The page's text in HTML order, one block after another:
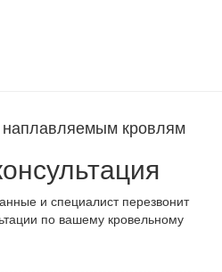
наплавляемым кровлям
и специалист перезвонит
по вашему кровельному